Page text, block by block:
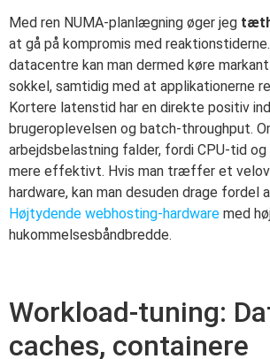
Med ren NUMA-planlægning øger jeg
at gå på kompromis med
datacentre kan man dermed køre
sokkel, samtidig med at applikationerne
Kortere latenstid har en direkte positiv
brugeroplevelsen og batch-throughput.
arbejdsbelastning falder, fordi CPU-tid
mere effektivt. Hvis man træffer et
hardware, kan man desuden drage fordel
Højtydende webhosting-hardware med
hukommelsesbåndbredde.
Workload-tuning:
caches, containere